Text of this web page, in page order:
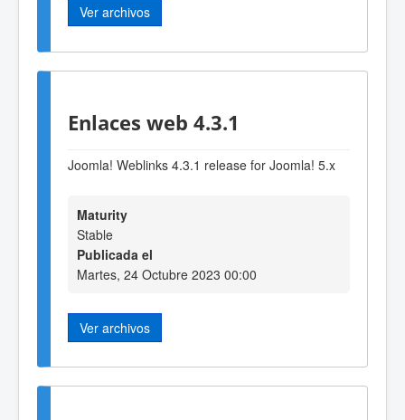
Ver archivos
Enlaces web 4.3.1
Joomla! Weblinks 4.3.1 release for Joomla! 5.x
Maturity
Stable
Publicada el
Martes, 24 Octubre 2023 00:00
Ver archivos